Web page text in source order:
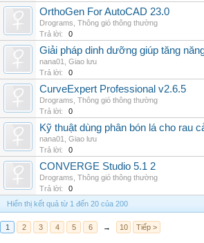
OrthoGen For AutoCAD 23.0
Drograms Thông gió thông thường
Trả lời:
0
Giải pháp dinh dưỡng giúp tăng
nana01
Giao lưu
Trả lời:
0
CurveExpert Professional v2.6.5
Drograms Thông gió thông thường
Trả lời:
0
Kỹ thuật dùng phân bón lá cho rau
nana01
Giao lưu
Trả lời:
0
CONVERGE Studio 5.1 2
Drograms Thông gió thông thường
Trả lời:
0
Hiển thị kết quả từ 1 đến 20 của 200
1 2 3 4 5 6 → 10 Tiếp >